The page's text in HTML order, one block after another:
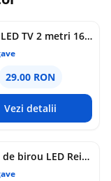
Banda LED TV 2 metri 16 Culori si Telecomanda
29.00 RON
Vezi detalii
Lampa de birou LED Reincarcabila COBA CB T0005 cu 3 Moduri de Iluminare Control Tactil colorata